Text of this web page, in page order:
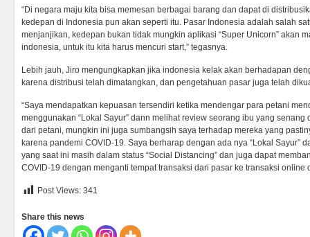
“Di negara maju kita bisa memesan berbagai barang dan dapat di
kedepan di Indonesia pun akan seperti itu. Pasar Indonesia adalah salah
menjanjikan, kedepan bukan tidak mungkin aplikasi “Super Unicorn” akan
indonesia, untuk itu kita harus mencuri start,” tegasnya.
Lebih jauh, Jiro mengungkapkan jika indonesia kelak akan berhadapan
karena distribusi telah dimatangkan, dan pengetahuan pasar juga telah
“Saya mendapatkan kepuasan tersendiri ketika mendengar para petani
menggunakan “Lokal Sayur” dann melihat review seorang ibu yang
dari petani, mungkin ini juga sumbangsih saya terhadap mereka yang
karena pandemi COVID-19. Saya berharap dengan ada nya “Lokal Sayur”
yang saat ini masih dalam status “Social Distancing” dan juga dapat
COVID-19 dengan menganti tempat transaksi dari pasar ke transaksi online
Post Views: 341
Share this news